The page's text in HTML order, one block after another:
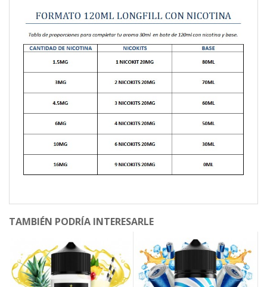
TAMBIÉN PODRÍA INTERESARLE